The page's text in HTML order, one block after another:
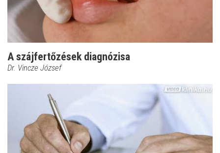
A szájfertőzések diagnózisa
Dr. Vincze József